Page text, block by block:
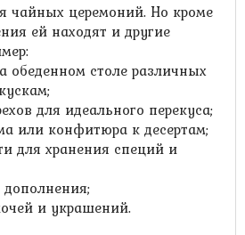
чайных церемоний. Но кроме
ей находят и другие
обеденном столе различных
для идеального перекуса;
или конфитюра к десертам;
для хранения специй и
и украшений.